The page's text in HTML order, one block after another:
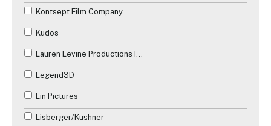
Kontsept Film Company
Kudos
Lauren Levine Productions Inc.
Legend3D
Lin Pictures
Lisberger/Kushner